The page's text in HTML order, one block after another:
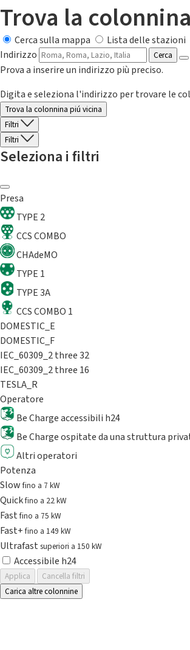
Trova la
Cerca sulla mappa
Lista delle stazioni
Indirizzo
Cerca
Prova a inserire un indirizzo più preciso.
Digita e seleziona l'indirizzo per trovare le
Trova la colonnina piú vicina
Filtri
Filtri
Seleziona i filtri
Presa
TYPE 2
CCS COMBO
CHAdeMO
TYPE 1
TYPE 3A
CCS COMBO 1
DOMESTIC_E
DOMESTIC_F
IEC_60309_2 three 32
IEC_60309_2 three 16
TESLA_R
Operatore
Be Charge accessibili h24
Be Charge ospitate da una struttura
Altri operatori
Potenza
Slowfino a 7 kW
Quickfino a 22 kW
Fastfino a 75 kW
Fast+fino a 149 kW
Ultrafast superiori a 150 kW
Accessibile h24
Applica
Cancella filtri
Carica altre colonnine